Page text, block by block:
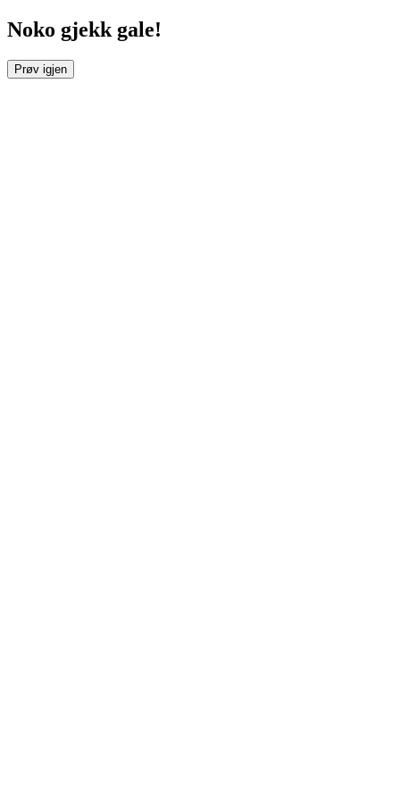
Noko gjekk gale!
Prøv igjen